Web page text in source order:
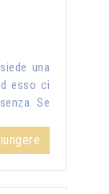
una
esso ci
Se